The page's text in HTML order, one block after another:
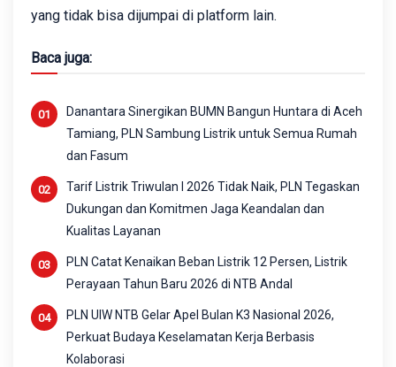
yang tidak bisa dijumpai di platform lain.
Baca juga:
Danantara Sinergikan BUMN Bangun Huntara di Aceh
Tamiang, PLN Sambung Listrik untuk Semua Rumah
dan Fasum
Tarif Listrik Triwulan I 2026 Tidak Naik, PLN Tegaskan
Dukungan dan Komitmen Jaga Keandalan dan
Kualitas Layanan
PLN Catat Kenaikan Beban Listrik 12 Persen, Listrik
Perayaan Tahun Baru 2026 di NTB Andal
PLN UIW NTB Gelar Apel Bulan K3 Nasional 2026,
Perkuat Budaya Keselamatan Kerja Berbasis
Kolaborasi